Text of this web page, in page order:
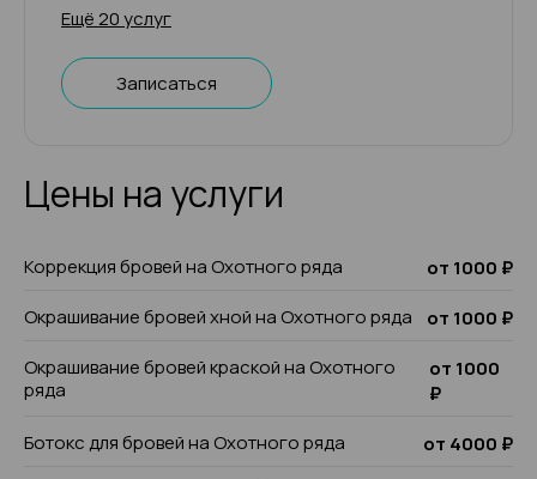
Ещё 20 услуг
Записаться
Цены на услуги
Коррекция бровей на Охотного ряда
от 1000 ₽
Окрашивание бровей хной на Охотного ряда
от 1000 ₽
Окрашивание бровей краской на Охотного
ряда
от 1000
₽
Ботокс для бровей на Охотного ряда
от 4000 ₽